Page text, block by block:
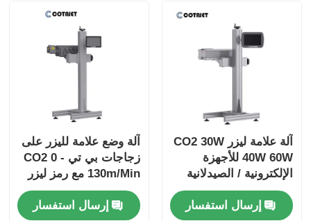
آلة علامة ليزر CO2 30W
40W 60W للأجهزة
الإلكترونية / الصيدلانية
إرسال استفسار
آلة وضع علامة لليزر على
زجاجات بي تي CO2 0 -
130m/Min مع رمز ليزر
إرسال استفسار